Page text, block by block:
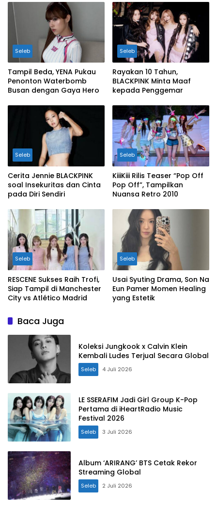
Seleb
Tampil Beda, YENA Pukau
Penonton Waterbomb
Busan dengan Gaya Hero
Seleb
Rayakan 10 Tahun,
BLACKPINK Minta Maaf
kepada Penggemar
Seleb
Cerita Jennie BLACKPINK
soal Insekuritas dan Cinta
pada Diri Sendiri
Seleb
KiiiKiii Rilis Teaser “Pop Off
Pop Off”, Tampilkan
Nuansa Retro 2010
Seleb
RESCENE Sukses Raih Trofi,
Siap Tampil di Manchester
City vs Atlético Madrid
Seleb
Usai Syuting Drama, Son Na
Eun Pamer Momen Healing
yang Estetik
Baca Juga
Koleksi Jungkook x Calvin Klein
Kembali Ludes Terjual Secara Global
Seleb 4 Juli 2026
LE SSERAFIM Jadi Girl Group K-Pop
Pertama di iHeartRadio Music
Festival 2026
Seleb 3 Juli 2026
Album ‘ARIRANG’ BTS Cetak Rekor
Streaming Global
Seleb 2 Juli 2026